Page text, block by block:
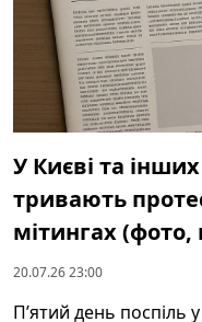
У Києві та
тривають
мітингах (фото,
20.07.26 23:00
П’ятий день поспіль